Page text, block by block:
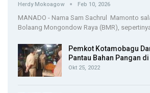
Herdy Mokoagow Feb 10, 2026
MANADO - Nama Sam Sachrul Mamonto
Bolaang Mongondow Raya (BMR),
Pemkot Kotamobagu
Pantau Bahan Pangan
Okt 25, 2022